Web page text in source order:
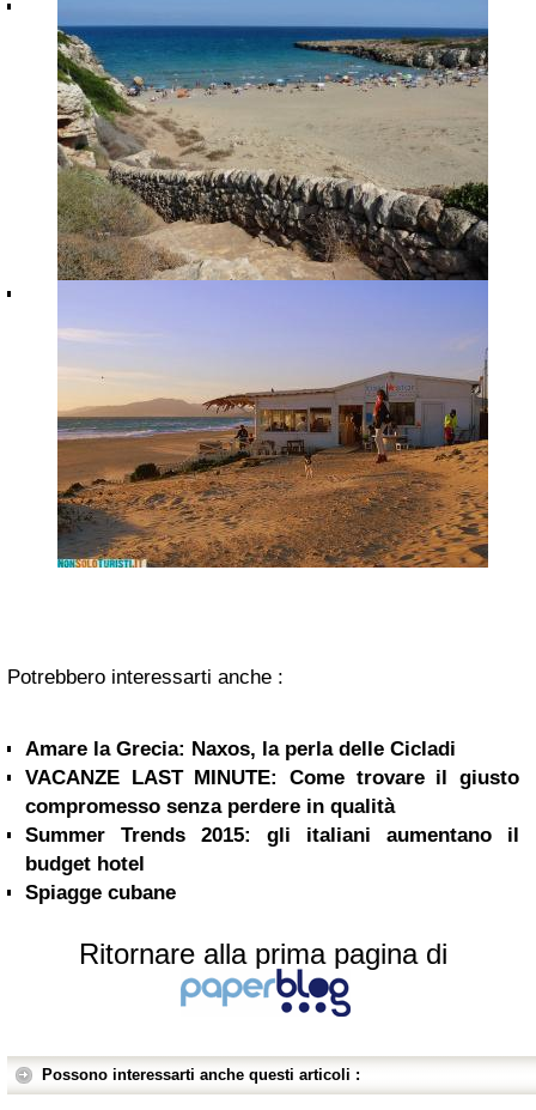
Potrebbero interessarti anche :
Amare la Grecia: Naxos, la perla delle Cicladi
VACANZE LAST MINUTE: Come trovare il giusto
compromesso senza perdere in qualità
Summer Trends 2015: gli italiani aumentano il
budget hotel
Spiagge cubane
Ritornare alla prima pagina di
Possono interessarti anche questi articoli :